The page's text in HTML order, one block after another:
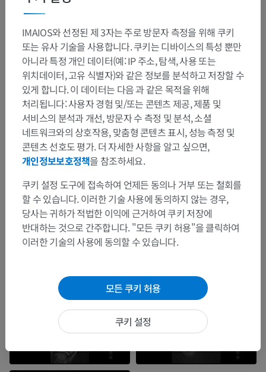
IMAIOS와 선정된 제 3자는 주로 방문자 측정을 위해 쿠키
또는 유사 기술을 사용합니다. 쿠키는 디바이스의 특성 뿐만
아니라 특정 개인 데이터(예: IP 주소, 탐색, 사용 또는
위치데이터, 고유 식별자)와 같은 정보를 분석하고 저장할 수
있게 합니다. 이 데이터는 다음 과 같은 목적을 위해
처리됩니다: 사용자 경험 및/또는 콘텐츠 제공, 제품 및
서비스의 분석과 개선, 방문자 수 측정 및 분석, 소셜
네트워크와의 상호작용, 맞춤형 콘텐츠 표시, 성능 측정 및
콘텐츠 선호도 평가. 더 자세한 사항을 알고 싶으면,
개인정보보호정책을 참조하세요.
쿠키 설정 도구에 접속하여 언제든 동의나 거부 또는 철회를
할 수 있습니다. 이러한 기술 사용에 동의하지 않는 경우,
당사는 귀하가 적법한 이익에 근거하여 쿠키 저장에
반대하는 것으로 간주합니다. "모든 쿠키 허용"을 클릭하여
이러한 기술의 사용에 동의할 수 있습니다.
모든 쿠키 허용
쿠키 설정